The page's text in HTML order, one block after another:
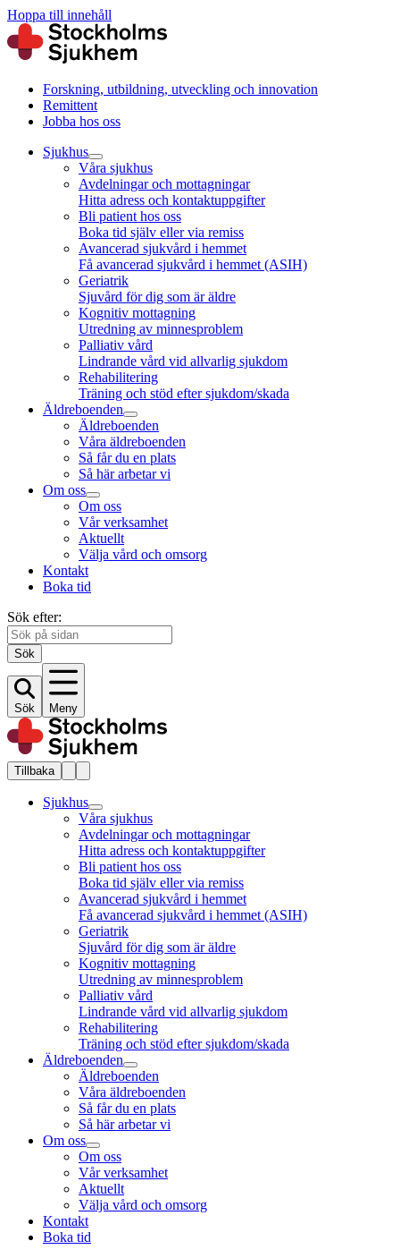
Hoppa till innehåll
Forskning, utbildning, utveckling och innovation
Remittent
Jobba hos oss
Sjukhus
Våra sjukhus
Avdelningar och mottagningar
Hitta adress och kontaktuppgifter
Bli patient hos oss
Boka tid själv eller via remiss
Avancerad sjukvård i hemmet
Få avancerad sjukvård i hemmet (ASIH)
Geriatrik
Sjuvård för dig som är äldre
Kognitiv mottagning
Utredning av minnesproblem
Palliativ vård
Lindrande vård vid allvarlig sjukdom
Rehabilitering
Träning och stöd efter sjukdom/skada
Äldreboenden
Äldreboenden
Våra äldreboenden
Så får du en plats
Så här arbetar vi
Om oss
Om oss
Vår verksamhet
Aktuellt
Välja vård och omsorg
Kontakt
Boka tid
Sök efter:
Sök
Sök Meny
Tillbaka
Sjukhus
Våra sjukhus
Avdelningar och mottagningar
Hitta adress och kontaktuppgifter
Bli patient hos oss
Boka tid själv eller via remiss
Avancerad sjukvård i hemmet
Få avancerad sjukvård i hemmet (ASIH)
Geriatrik
Sjuvård för dig som är äldre
Kognitiv mottagning
Utredning av minnesproblem
Palliativ vård
Lindrande vård vid allvarlig sjukdom
Rehabilitering
Träning och stöd efter sjukdom/skada
Äldreboenden
Äldreboenden
Våra äldreboenden
Så får du en plats
Så här arbetar vi
Om oss
Om oss
Vår verksamhet
Aktuellt
Välja vård och omsorg
Kontakt
Boka tid